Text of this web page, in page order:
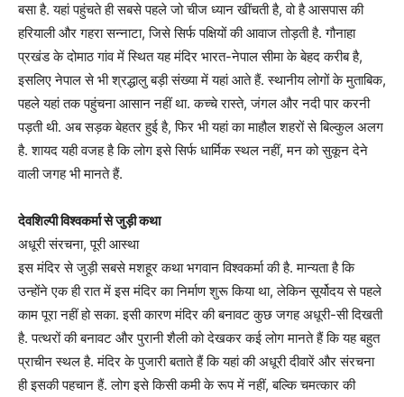
बसा है. यहां पहुंचते ही सबसे पहले जो चीज ध्यान खींचती है, वो है आसपास की
हरियाली और गहरा सन्नाटा, जिसे सिर्फ पक्षियों की आवाज तोड़ती है. गौनाहा
प्रखंड के दोमाठ गांव में स्थित यह मंदिर भारत-नेपाल सीमा के बेहद करीब है,
इसलिए नेपाल से भी श्रद्धालु बड़ी संख्या में यहां आते हैं. स्थानीय लोगों के मुताबिक,
पहले यहां तक पहुंचना आसान नहीं था. कच्चे रास्ते, जंगल और नदी पार करनी
पड़ती थी. अब सड़क बेहतर हुई है, फिर भी यहां का माहौल शहरों से बिल्कुल अलग
है. शायद यही वजह है कि लोग इसे सिर्फ धार्मिक स्थल नहीं, मन को सुकून देने
वाली जगह भी मानते हैं.
देवशिल्पी विश्वकर्मा से जुड़ी कथा
अधूरी संरचना, पूरी आस्था
इस मंदिर से जुड़ी सबसे मशहूर कथा भगवान विश्वकर्मा की है. मान्यता है कि
उन्होंने एक ही रात में इस मंदिर का निर्माण शुरू किया था, लेकिन सूर्योदय से पहले
काम पूरा नहीं हो सका. इसी कारण मंदिर की बनावट कुछ जगह अधूरी-सी दिखती
है. पत्थरों की बनावट और पुरानी शैली को देखकर कई लोग मानते हैं कि यह बहुत
प्राचीन स्थल है. मंदिर के पुजारी बताते हैं कि यहां की अधूरी दीवारें और संरचना
ही इसकी पहचान हैं. लोग इसे किसी कमी के रूप में नहीं, बल्कि चमत्कार की